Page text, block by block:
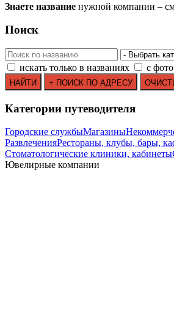
Знаете название нужной компании –
Поиск
искать только в названиях с фото
Категории путеводителя
Городские службыМагазины
РазвлеченияРестораны, клубы, бары,
Стоматологические клиники, кабинеты
Ювелирные компании